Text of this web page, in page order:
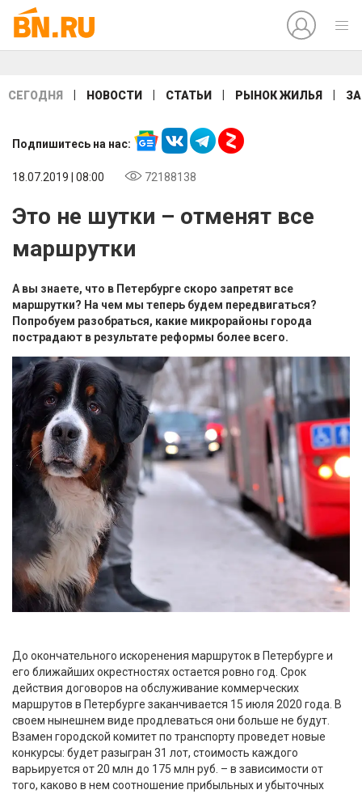
СЕГОДНЯ НОВОСТИ СТАТЬИ РЫНОК ЖИЛЬЯ
Подпишитесь на нас:
18.07.2019 | 08:00 72188138
Это не шутки – отменят все
маршрутки
А вы знаете, что в Петербурге скоро запретят все
маршрутки? На чем мы теперь будем передвигаться?
Попробуем разобраться, какие микрорайоны города
пострадают в результате реформы более всего.
До окончательного искоренения маршруток в Петербурге и
его ближайших окрестностях остается ровно год. Срок
действия договоров на обслуживание коммерческих
маршрутов в Петербурге заканчивается 15 июля 2020 года. В
своем нынешнем виде продлеваться они больше не будут.
Взамен городской комитет по транспорту проведет новые
конкурсы: будет разыгран 31 лот, стоимость каждого
варьируется от 20 млн до 175 млн руб. – в зависимости от
того, каково в нем соотношение прибыльных и убыточных